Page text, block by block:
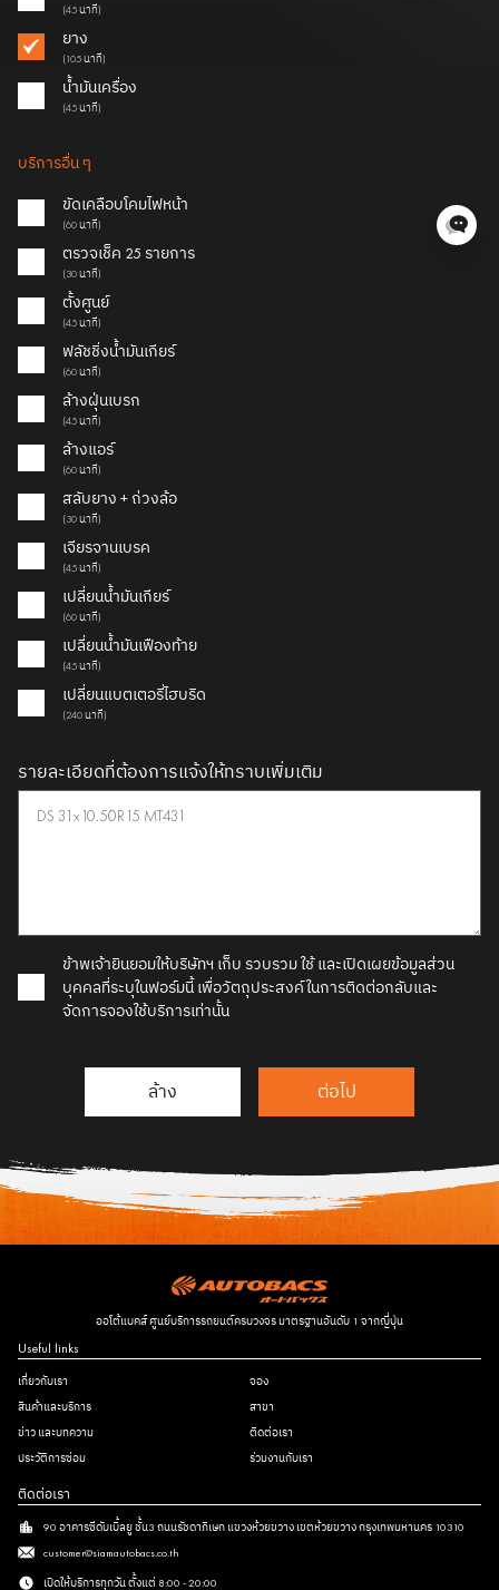
(45 นาที)
ยาง
(105 นาที)
น้ำมันเครื่อง
(45 นาที)
บริการอื่น ๆ
ขัดเคลือบโคมไฟหน้า
(60 นาที)
ตรวจเช็ค 25 รายการ
(30 นาที)
ตั้งศูนย์
(45 นาที)
ฟลัชชิ่งน้ำมันเกียร์
(60 นาที)
ล้างฝุ่นเบรก
(45 นาที)
ล้างแอร์
(60 นาที)
สลับยาง + ถ่วงล้อ
(30 นาที)
เจียรจานเบรค
(45 นาที)
เปลี่ยนน้ำมันเกียร์
(60 นาที)
เปลี่ยนน้ำมันเฟืองท้าย
(45 นาที)
เปลี่ยนแบตเตอรี่ไฮบริด
(240 นาที)
รายละเอียดที่ต้องการแจ้งให้ทราบเพิ่มเติม
ข้าพเจ้ายินยอมให้บริษัทฯ เก็บ รวบรวม ใช้ และเปิดเผยข้อมูลส่วน
บุคคลที่ระบุในฟอร์มนี้ เพื่อวัตถุประสงค์ในการติดต่อกลับและ
จัดการจองใช้บริการเท่านั้น
ล้าง ต่อไป
ออโต้แบคส์ ศูนย์บริการรถยนต์ครบวงจร มาตรฐานอันดับ 1 จากญี่ปุ่น
Useful links
เกี่ยวกับเรา
สินค้าและบริการ
ข่าว และบทความ
ประวัติการซ่อม
จอง
สาขา
ติดต่อเรา
ร่วมงานกับเรา
ติดต่อเรา
90 อาคารซีดับเบิ้ลยู ชั้น3 ถนนรัชดาภิเษก แขวงห้วยขวาง เขตห้วยขวาง กรุงเทพมหานคร 10310
customer@siamautobacs.co.th
เปิดให้บริการทุกวัน ตั้งแต่ 8:00 - 20:00